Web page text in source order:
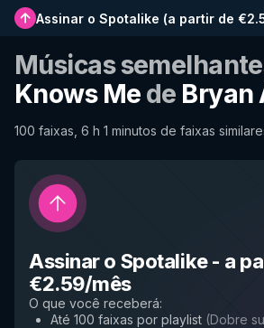
Assinar o Spotalike (a partir de
Músicas
Knows Me de Bryan
100 faixas, 6 h 1 minutos de faixas
Assinar o Spotalike- a
€2.59/mês
O que você receberá:
Até 100 faixas por playlist (Dobre